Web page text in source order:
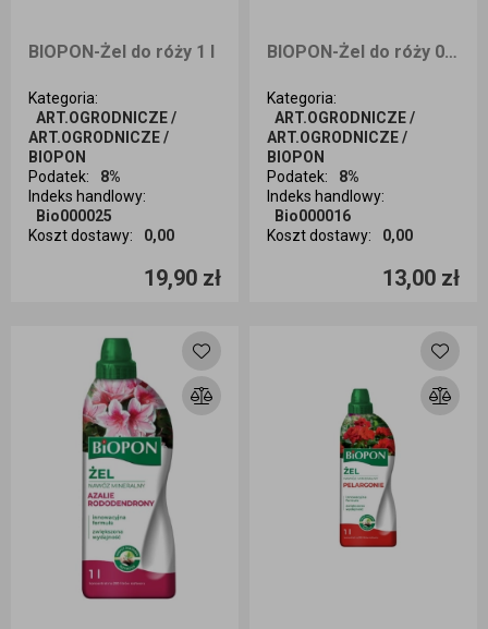
BIOPON-Żel do róży 1 l
Kategoria:
ART.OGRODNICZE /
ART.OGRODNICZE /
BIOPON
Podatek:
8%
Indeks handlowy:
Bio000025
Koszt dostawy: 0,00
19,90 zł
Ilość sztuk
BIOPON-Żel do róży 0,5 l
Kategoria:
ART.OGRODNICZE /
ART.OGRODNICZE /
BIOPON
Podatek:
8%
Indeks handlowy:
Bio000016
Koszt dostawy: 0,00
13,00 zł
Ilość sztuk